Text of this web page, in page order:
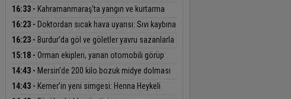
Başkan Başdeğirmen’e ‘Yılın En Başarılı Belediye
Başkanı’ ödülü
16:33 - Kahramanmaraş’ta yangın ve kurtarma
tatbikatı
16:23 - Doktordan sıcak hava uyarısı: Sıvı kaybına
dikkat
16:23 - Burdur’da göl ve göletler yavru sazanlarla
buluştu
15:18 - Orman ekipleri, yanan otomobili görüp
söndürdü
14:43 - Mersin’de 200 kilo bozuk midye dolması
ele geçirildi
14:43 - Kemer’in yeni simgesi: Henna Heykeli